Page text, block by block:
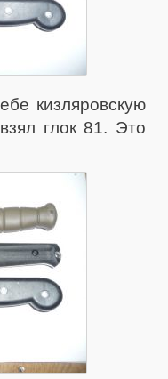
кизляровскую
глок 81. Это